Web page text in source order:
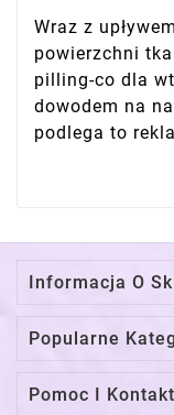
Wraz z
powierzchni
pilling-co dla
dowodem na
podlega to
Informacja O
Popularne
Pomoc I Kontakt